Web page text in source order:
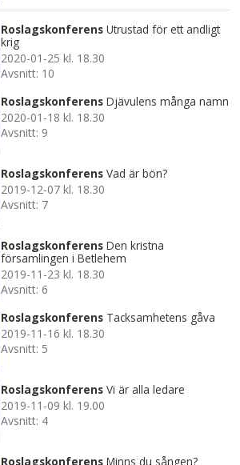
Roslagskonferens Utrustad för ett andligt
krig
2020-01-25 kl. 18.30
Avsnitt: 10
Roslagskonferens Djävulens många namn
2020-01-18 kl. 18.30
Avsnitt: 9
Roslagskonferens Vad är bön?
2019-12-07 kl. 18.30
Avsnitt: 7
Roslagskonferens Den kristna
församlingen i Betlehem
2019-11-23 kl. 18.30
Avsnitt: 6
Roslagskonferens Tacksamhetens gåva
2019-11-16 kl. 18.30
Avsnitt: 5
Roslagskonferens Vi är alla ledare
2019-11-09 kl. 19.00
Avsnitt: 4
Roslagskonferens Minns du sången?